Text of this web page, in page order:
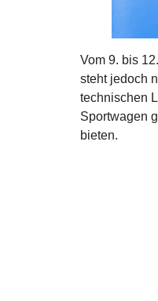
Vom 9. bis
steht jedoch
technischen
Sportwagen
bieten.